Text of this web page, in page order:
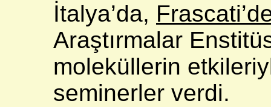
İtalya’da,
Araştırmalar
moleküllerin
seminerler verdi.